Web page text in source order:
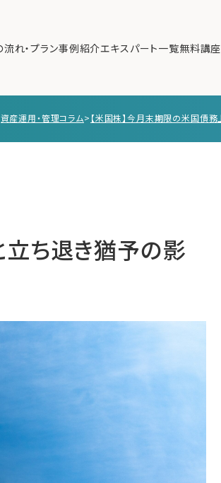
れ・プラン事例紹介エキスパート一覧無料講座
資産運用・管理コラム>
立ち退き猶予の影